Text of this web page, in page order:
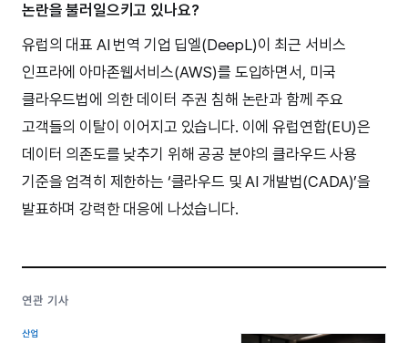
논란을 불러일으키고 있나요?
유럽의 대표 AI 번역 기업 딥엘(DeepL)이 최근 서비스
인프라에 아마존웹서비스(AWS)를 도입하면서, 미국
클라우드법에 의한 데이터 주권 침해 논란과 함께 주요
고객들의 이탈이 이어지고 있습니다. 이에 유럽연합(EU)은
데이터 의존도를 낮추기 위해 공공 분야의 클라우드 사용
기준을 엄격히 제한하는 ‘클라우드 및 AI 개발법(CADA)’을
발표하며 강력한 대응에 나섰습니다.
연관 기사
산업